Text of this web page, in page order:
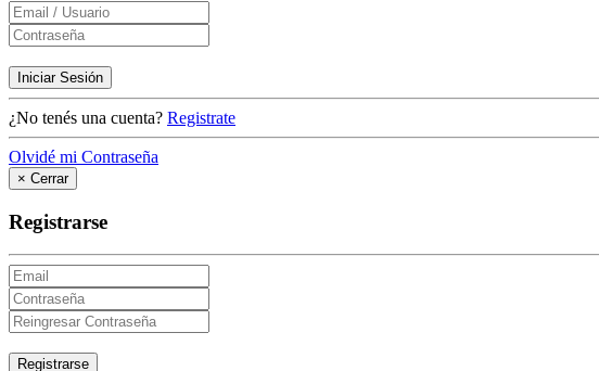
Iniciar Sesión
¿No tenés una cuenta? Registrate
Olvidé mi Contraseña
× Cerrar
Registrarse
Registrarse